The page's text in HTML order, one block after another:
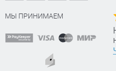
МЫ ПРИНИМАЕМ